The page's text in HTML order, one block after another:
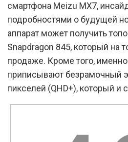
смартфона Meizu MX7,
подробностями о будущей
аппарат может получить
Snapdragon 845, который на
продаже. Кроме того,
приписывают безрамочный
пикселей (QHD+), который и